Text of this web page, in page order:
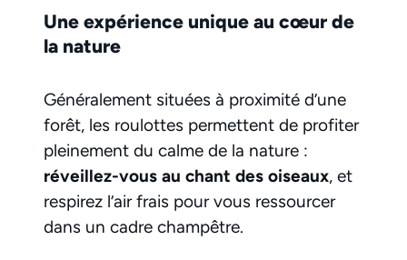
Une expérience unique au cœur de
la nature
Généralement situées à proximité d’une
forêt, les roulottes permettent de profiter
pleinement du calme de la nature :
réveillez-vous au chant des oiseaux, et
respirez l’air frais pour vous ressourcer
dans un cadre champêtre.